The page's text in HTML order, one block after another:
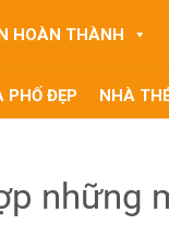
HOÀN THÀNH
PHỐ ĐẸP NHÀ
những